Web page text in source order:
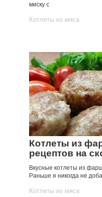
миску с
Котлеты из мяса
Котлеты из
рецептов на
Вкусные котлеты из
Раньше я никогда не
Котлеты из мяса